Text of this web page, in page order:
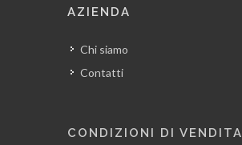
AZIENDA
Chi siamo
Contatti
CONDIZIONI DI VENDITA